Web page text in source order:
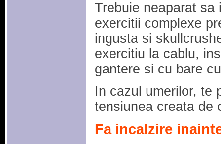
Trebuie neaparat sa
exercitii complexe
ingusta si
exercitiu la cablu,
gantere si cu bare
In cazul umerilor, te
tensiunea creata de
Fa incalzire